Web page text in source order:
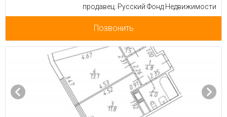
продавец: Русский Фонд Недвижимости
Позвонить